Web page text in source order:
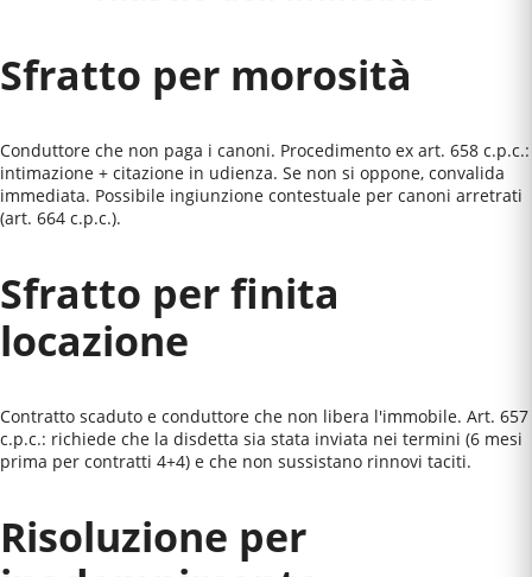
Sfratto per morosità
Conduttore che non paga i canoni. Procedimento ex art. 658 c.p.c.:
intimazione + citazione in udienza. Se non si oppone, convalida
immediata. Possibile ingiunzione contestuale per canoni arretrati
(art. 664 c.p.c.).
Sfratto per finita
locazione
Contratto scaduto e conduttore che non libera l'immobile. Art. 657
c.p.c.: richiede che la disdetta sia stata inviata nei termini (6 mesi
prima per contratti 4+4) e che non sussistano rinnovi taciti.
Risoluzione per